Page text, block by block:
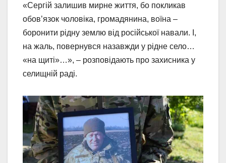
«Сергій залишив мирне життя, бо покликав
обов’язок чоловіка, громадянина, воїна –
боронити рідну землю від російської навали. І,
на жаль, повернувся назавжди у рідне село…
«на щиті»…», – розповідають про захисника у
селищній раді.